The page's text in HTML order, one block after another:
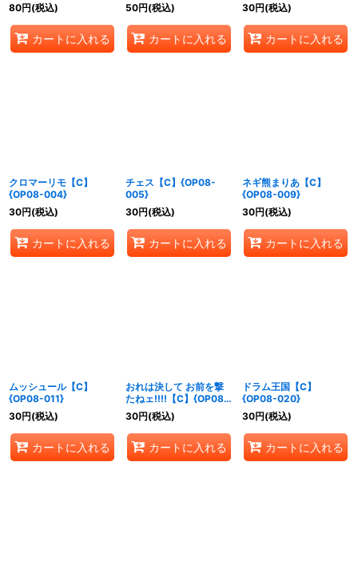
80円(税込)
カートに入れる
50円(税込)
カートに入れる
30円(税込)
カートに入れる
クロマーリモ【C】
{OP08-004}
30円(税込)
カートに入れる
チェス【C】{OP08-
005}
30円(税込)
カートに入れる
ネギ熊まりあ【C】
{OP08-009}
30円(税込)
カートに入れる
ムッシュール【C】
{OP08-011}
30円(税込)
カートに入れる
おれは決して お前を撃
たねェ!!!!【C】{OP08-
017}
30円(税込)
カートに入れる
ドラム王国【C】
{OP08-020}
30円(税込)
カートに入れる